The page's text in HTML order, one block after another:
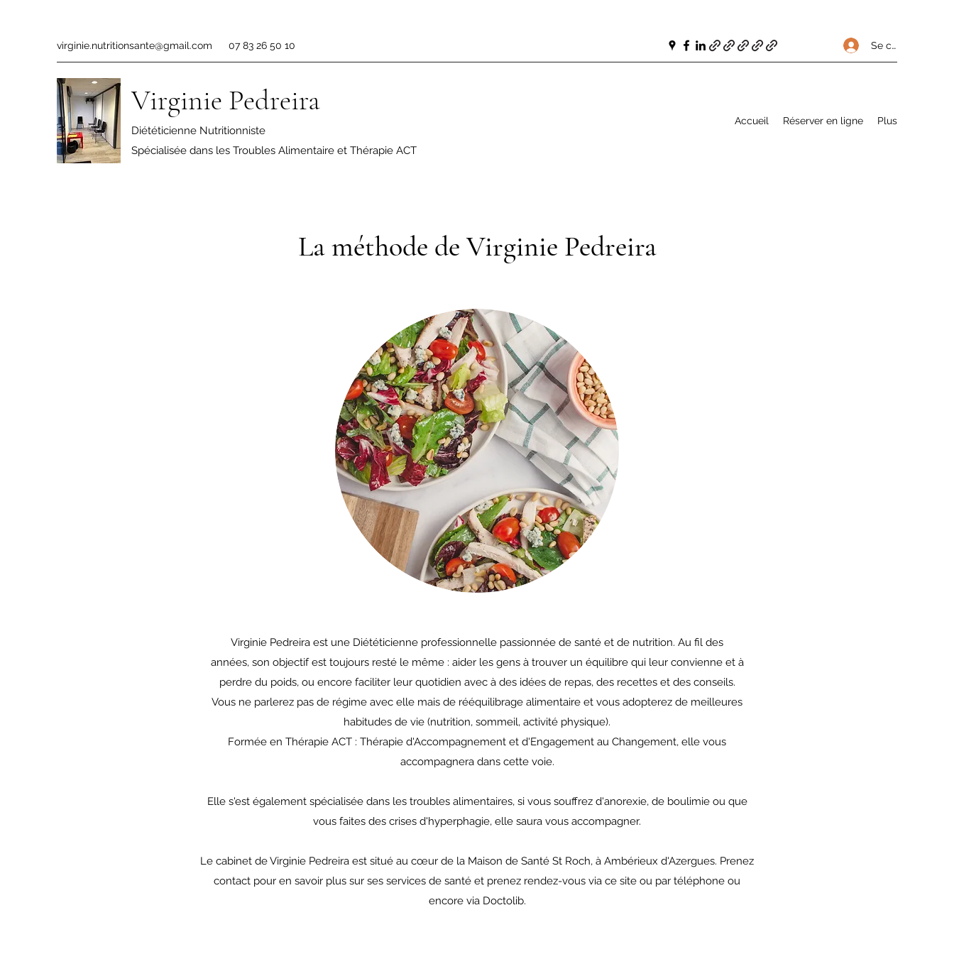
virginie.nutritionsante@gmail.com 07 83 26 50 10 Se connecter
Virginie Pedreira
Diététicienne Nutritionniste
Spécialisée dans les Troubles Alimentaire et Thérapie ACT
Accueil Réserver en ligne Plus
La méthode de Virginie Pedreira
Virginie Pedreira est une Diététicienne professionnelle passionnée de santé et de nutrition. Au fil des
années, son objectif est toujours resté le même : aider les gens à trouver un équilibre qui leur convienne et à
perdre du poids, ou encore faciliter leur quotidien avec à des idées de repas, des recettes et des conseils.
Vous ne parlerez pas de régime avec elle mais de rééquilibrage alimentaire et vous adopterez de meilleures
habitudes de vie (nutrition, sommeil, activité physique).
Formée en Thérapie ACT : Thérapie d'Accompagnement et d'Engagement au Changement, elle vous
accompagnera dans cette voie.
Elle s'est également spécialisée dans les troubles alimentaires, si vous souffrez d'anorexie, de boulimie ou que
vous faites des crises d'hyperphagie, elle saura vous accompagner.
Le cabinet de Virginie Pedreira est situé au cœur de la Maison de Santé St Roch, à Ambérieux d'Azergues. Prenez
contact pour en savoir plus sur ses services de santé et prenez rendez-vous via ce site ou par téléphone ou
encore via Doctolib.